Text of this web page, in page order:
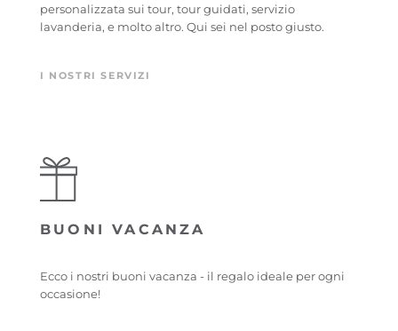
personalizzata sui tour, tour guidati, servizio
lavanderia, e molto altro. Qui sei nel posto giusto.
I NOSTRI SERVIZI
BUONI VACANZA
Ecco i nostri buoni vacanza - il regalo ideale per ogni
occasione!